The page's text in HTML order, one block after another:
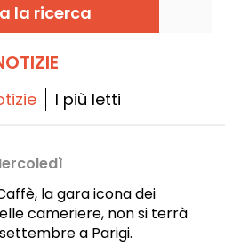
la ricerca
I più letti
la gara icona dei
cameriere, non si terrà
a Parigi.